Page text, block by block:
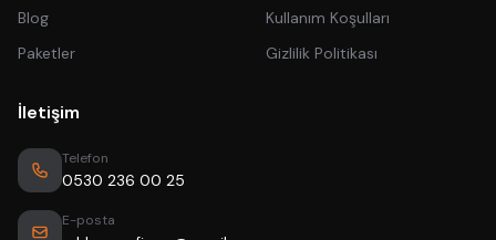
Blog
Paketler
Kullanım Koşulları
Gizlilik Politikası
İletişim
Telefon
0530 236 00 25
E-posta